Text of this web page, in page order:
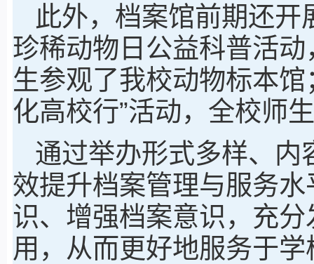
此外，档案馆前期还开
珍稀动物日公益科普活
生参观了我校动物标本
化高校行”活动，全校师
通过举办形式多样、内
效提升档案管理与服务
识、增强档案意识，充
用，从而更好地服务于